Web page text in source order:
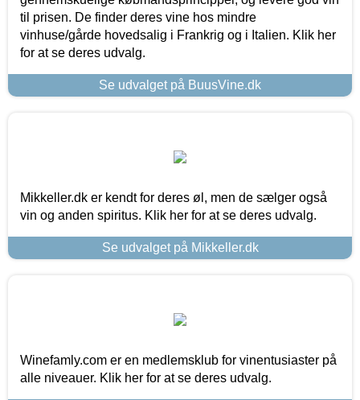
til prisen. De finder deres vine hos mindre
vinhuse/gårde hovedsalig i Frankrig og i Italien. Klik her
for at se deres udvalg.
Se udvalget på BuusVine.dk
Mikkeller.dk er kendt for deres øl, men de sælger også
vin og anden spiritus. Klik her for at se deres udvalg.
Se udvalget på Mikkeller.dk
Winefamly.com er en medlemsklub for vinentusiaster på
alle niveauer. Klik her for at se deres udvalg.